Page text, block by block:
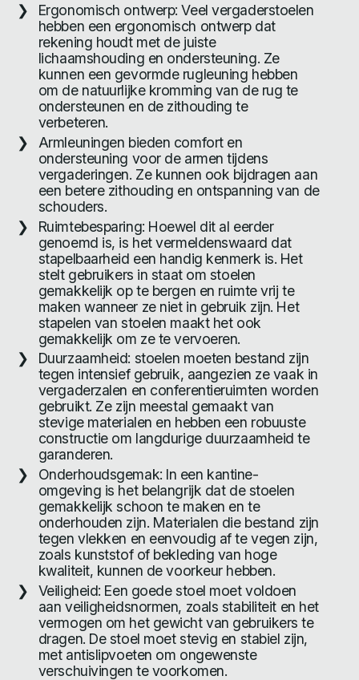
Ergonomisch ontwerp: Veel vergaderstoelen
hebben een ergonomisch ontwerp dat
rekening houdt met de juiste
lichaamshouding en ondersteuning. Ze
kunnen een gevormde rugleuning hebben
om de natuurlijke kromming van de rug te
ondersteunen en de zithouding te
verbeteren.
Armleuningen bieden comfort en
ondersteuning voor de armen tijdens
vergaderingen. Ze kunnen ook bijdragen aan
een betere zithouding en ontspanning van de
schouders.
Ruimtebesparing: Hoewel dit al eerder
genoemd is, is het vermeldenswaard dat
stapelbaarheid een handig kenmerk is. Het
stelt gebruikers in staat om stoelen
gemakkelijk op te bergen en ruimte vrij te
maken wanneer ze niet in gebruik zijn. Het
stapelen van stoelen maakt het ook
gemakkelijk om ze te vervoeren.
Duurzaamheid: stoelen moeten bestand zijn
tegen intensief gebruik, aangezien ze vaak in
vergaderzalen en conferentieruimten worden
gebruikt. Ze zijn meestal gemaakt van
stevige materialen en hebben een robuuste
constructie om langdurige duurzaamheid te
garanderen.
Onderhoudsgemak: In een kantine-
omgeving is het belangrijk dat de stoelen
gemakkelijk schoon te maken en te
onderhouden zijn. Materialen die bestand zijn
tegen vlekken en eenvoudig af te vegen zijn,
zoals kunststof of bekleding van hoge
kwaliteit, kunnen de voorkeur hebben.
Veiligheid: Een goede stoel moet voldoen
aan veiligheidsnormen, zoals stabiliteit en het
vermogen om het gewicht van gebruikers te
dragen. De stoel moet stevig en stabiel zijn,
met antislipvoeten om ongewenste
verschuivingen te voorkomen.